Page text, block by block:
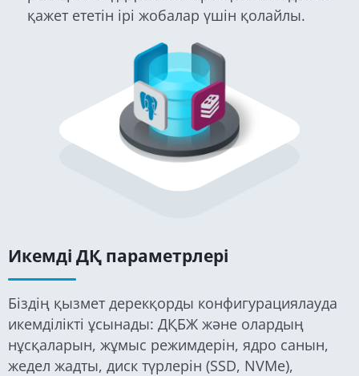
қажет ететін ірі жобалар үшін қолайлы.
Икемді ДҚ параметрлері
Біздің қызмет дерекқорды конфигурациялауда
икемділікті ұсынады: ДҚБЖ және олардың
нұсқаларын, жұмыс режимдерін, ядро санын,
жедел жадты, диск түрлерін (SSD, NVMe),